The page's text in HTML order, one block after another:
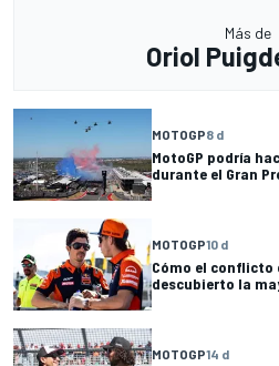
Más de
Oriol
MOTOGP8 d
MotoGP podría
durante el Gran
MOTOGP10 d
Cómo el conflicto
descubierto la
MOTOGP14 d